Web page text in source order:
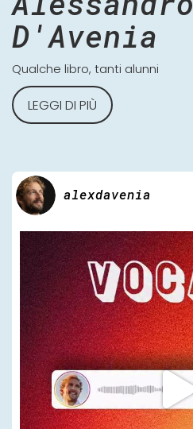
D'Avenia
Qualche libro, tanti alunni
LEGGI DI PIÙ
alexdavenia